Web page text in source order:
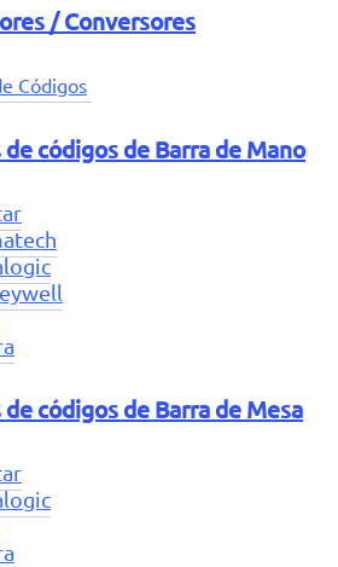
/ Conversores
Códigos
códigos de Barra de Mano
códigos de Barra de Mesa